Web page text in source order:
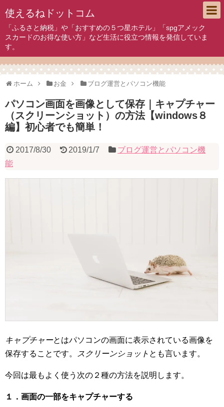
使えるねドットコム
「ふるさと納税」や「おすすめの５つ星ホテル」「spgアメック
スカードのお得な使い方」など生活に役立つ情報を発信していま
す。
ホーム お金 ブログ運営とパソコン機能
パソコン画面を画像として保存｜キャプチャー
（スクリーンショット）の方法【windows８
編】初心者でも簡単！
2017/8/30 2019/1/7
ブログ運営とパソコン機
能
キャプチャーとはパソコンの画面に表示されている画像を
保存することです。
スクリーンショット とも言います。
今回は最もよく使う次の２種の方法を説明します。
１．画面の一部をキャプチャーする